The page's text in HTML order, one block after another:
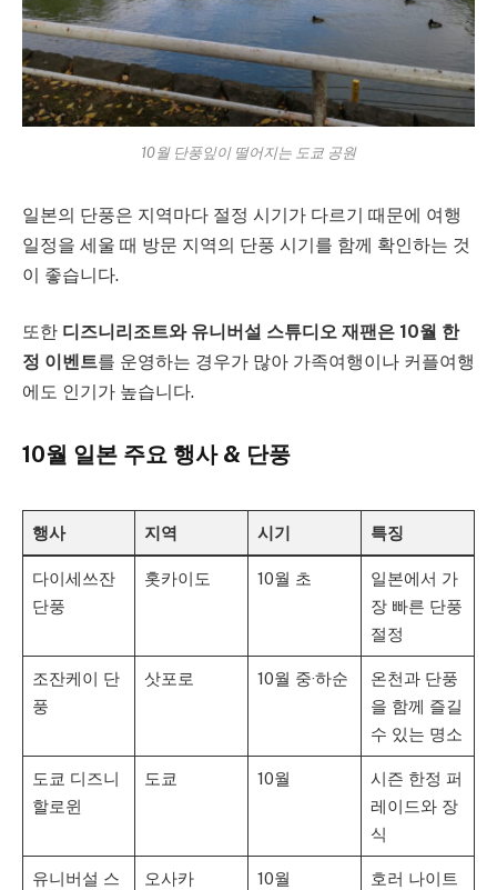
10월 단풍잎이 떨어지는 도쿄 공원
일본의 단풍은 지역마다 절정 시기가 다르기 때문에 여행
일정을 세울 때 방문 지역의 단풍 시기를 함께 확인하는 것
이 좋습니다.
또한 디즈니리조트와 유니버설 스튜디오 재팬은 10월 한
정 이벤트를 운영하는 경우가 많아 가족여행이나 커플여행
에도 인기가 높습니다.
10월 일본 주요 행사& 단풍
행사 지역 시기 특징
다이세쓰잔
단풍
홋카이도 10월 초
일본에서 가
장 빠른 단풍
절정
조잔케이 단
풍
삿포로 10월 중·하순
온천과 단풍
을 함께 즐길
수 있는 명소
도쿄 디즈니
할로윈
도쿄 10월
시즌 한정 퍼
레이드와 장
식
유니버설 스 오사카 10월 호러 나이트